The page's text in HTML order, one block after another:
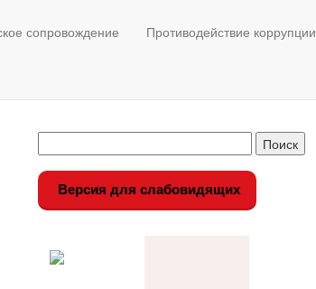
сопровождение Противодействие коррупции
Версия для слабовидящих